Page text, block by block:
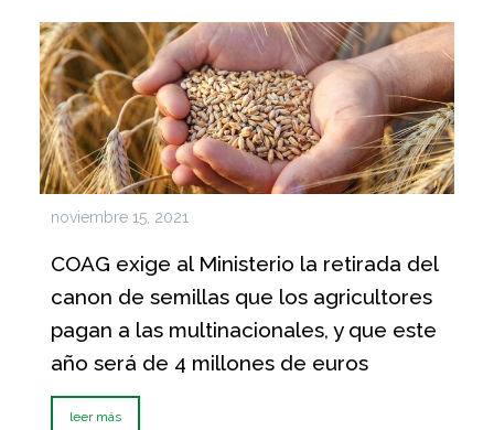
noviembre 15, 2021
COAG exige al Ministerio la retirada del
canon de semillas que los agricultores
pagan a las multinacionales, y que este
año será de 4 millones de euros
leer más